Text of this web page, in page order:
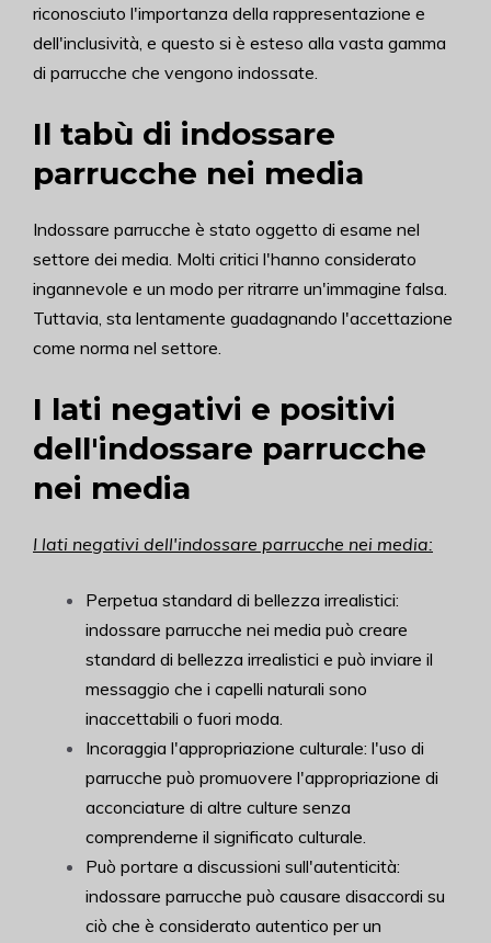
riconosciuto l'importanza della rappresentazione e
dell'inclusività, e questo si è esteso alla vasta gamma
di parrucche che vengono indossate.
Il tabù di indossare
parrucche nei media
Indossare parrucche è stato oggetto di esame nel
settore dei media. Molti critici l'hanno considerato
ingannevole e un modo per ritrarre un'immagine falsa.
Tuttavia, sta lentamente guadagnando l'accettazione
come norma nel settore.
I lati negativi e positivi
dell'indossare parrucche
nei media
I lati negativi dell'indossare parrucche nei media:
Perpetua standard di bellezza irrealistici:
indossare parrucche nei media può creare
standard di bellezza irrealistici e può inviare il
messaggio che i capelli naturali sono
inaccettabili o fuori moda.
Incoraggia l'appropriazione culturale: l'uso di
parrucche può promuovere l'appropriazione di
acconciature di altre culture senza
comprenderne il significato culturale.
Può portare a discussioni sull'autenticità:
indossare parrucche può causare disaccordi su
ciò che è considerato autentico per un